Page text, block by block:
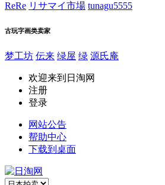
ReRe リサマイ市場 tunagu5555
古玩字画类卖家
梦工坊 伝来 绿屋 绿 源氏庵
欢迎来到日淘网
注册
登录
网站公告
帮助中心
下载到桌面